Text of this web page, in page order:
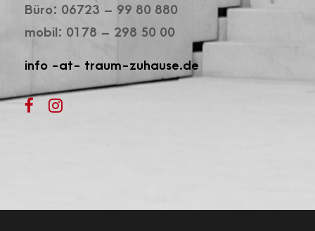
Büro: 06723 – 99 80 880
mobil: 0178 – 298 50 00
info -at- traum-zuhause.de